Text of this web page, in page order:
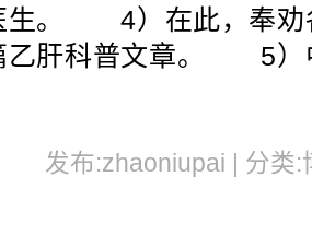
生。 4）在此，奉劝
乙肝科普文章。 5）
发布:zhaoniupai | 分类